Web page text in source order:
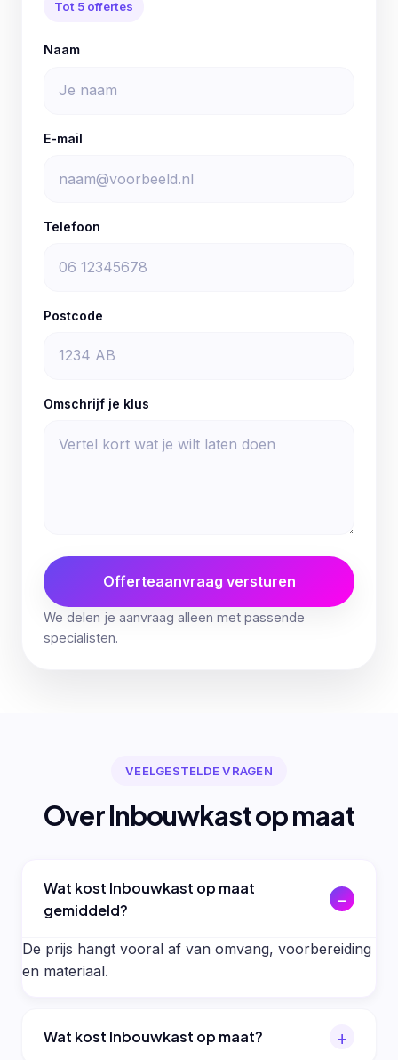
Tot 5 offertes
Naam
E-mail
Telefoon
Postcode
Omschrijf je klus
Offerteaanvraag versturen
We delen je aanvraag alleen met passende
specialisten.
VEELGESTELDE VRAGEN
Over Inbouwkast op maat
Wat kost Inbouwkast op maat
gemiddeld?
De prijs hangt vooral af van omvang, voorbereiding
en materiaal.
Wat kost Inbouwkast op maat?